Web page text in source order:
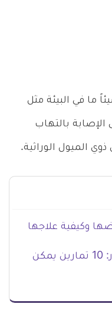
ما في البيئة مثل
الإصابة بالتهاب
الميول الوراثية.
وكيفية علاجها
تمارين التهاب المفاصل بالصور: 10 تمارين يمكن